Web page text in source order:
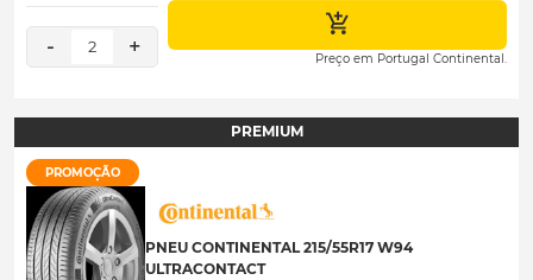
- 2 + Preço em Portugal Continental.
PREMIUM
PROMOÇÃO
PNEU CONTINENTAL 215/55R17 W94
ULTRACONTACT